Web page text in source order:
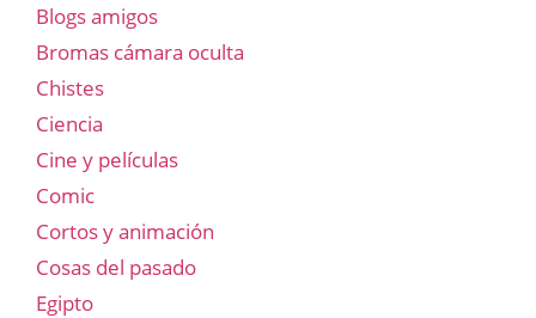
Blogs amigos
Bromas cámara oculta
Chistes
Ciencia
Cine y películas
Comic
Cortos y animación
Cosas del pasado
Egipto